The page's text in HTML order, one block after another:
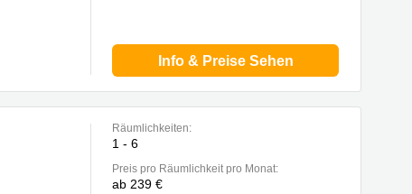
Info & Preise Sehen
Räumlichkeiten:
1 - 6
Preis pro Räumlichkeit pro Monat:
ab 239 €